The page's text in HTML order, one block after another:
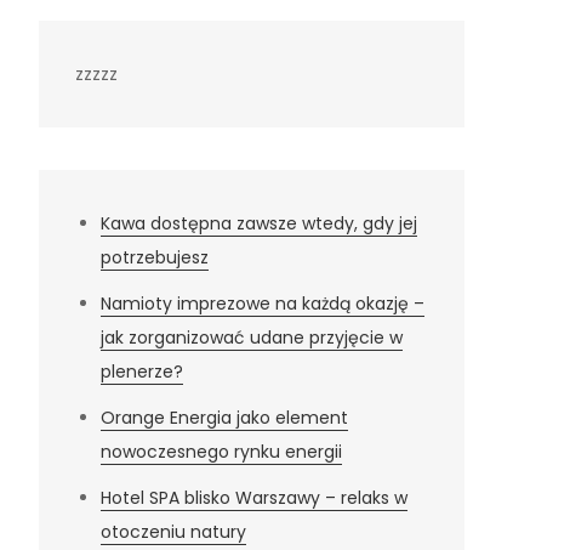
zzzzz
Kawa dostępna zawsze wtedy, gdy jej
potrzebujesz
Namioty imprezowe na każdą okazję –
jak zorganizować udane przyjęcie w
plenerze?
Orange Energia jako element
nowoczesnego rynku energii
Hotel SPA blisko Warszawy – relaks w
otoczeniu natury